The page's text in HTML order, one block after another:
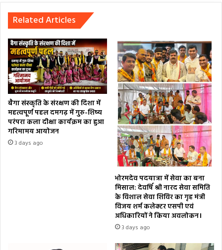
Related Articles
बैगा संस्कृति के संरक्षण की दिशा में
महत्वपूर्ण पहल दमगढ़ में गुरु-शिष्य
परंपरा कला दीक्षा कार्यक्रम का हुआ
गरिमामय आयोजन
3 days ago
भोरमदेव पदयात्रा में सेवा का बना
मिसाल: देवर्षि श्री नारद सेवा समिति
के विशाल सेवा शिविर का गृह मंत्री
विजय शर्म कलेक्टर एसपी एवं
अधिकारियों ने किया अवलोकन।
3 days ago